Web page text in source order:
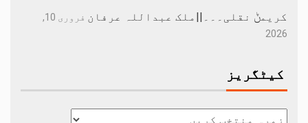
کریمݨ نقلی۔۔۔||ملک عبداللہ عرفان
فروری 10,
2026
کیٹگریز